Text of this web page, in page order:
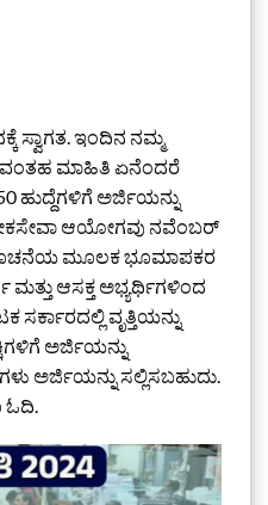
ಸ್ವಾಗತ. ಇಂದಿನ ನಮ್ಮ
ಮಾಹಿತಿ ಏನೆಂದರೆ
ಹುದ್ದೆಗಳಿಗೆ ಅರ್ಜಿಯನ್ನು
ಆಯೋಗವು ನವೆಂಬರ್
ಮೂಲಕ ಭೂಮಾಪಕರ
ಮತ್ತು ಆಸಕ್ತ ಅಭ್ಯರ್ಥಿಗಳಿಂದ
ಸರ್ಕಾರದಲ್ಲಿ ವೃತ್ತಿಯನ್ನು
ಅರ್ಜಿಯನ್ನು
ಅರ್ಜಿಯನ್ನು ಸಲ್ಲಿಸಬಹುದು.